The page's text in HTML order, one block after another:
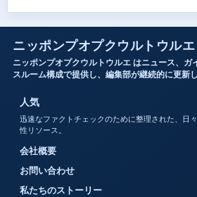
ニッポンプオプクウルトウルエ
ニッポンプオプクウルトウルエ はニュース、ガ
スルーム構成で提供し、編集部が継続的に更新し
人気
迅速なファクトチェックのために整理された、日
性リソース。
会社概要
お問い合わせ
私たちのストーリー